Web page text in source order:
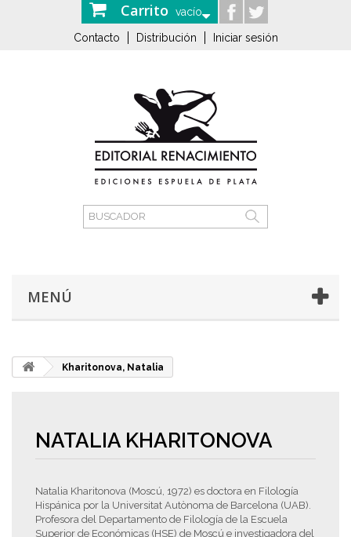
Carrito vacío
Contacto Distribución Iniciar sesión
MENÚ
Kharitonova, Natalia
NATALIA KHARITONOVA
Natalia Kharitonova (Moscú, 1972) es doctora en Filología
Hispánica por la Universitat Autònoma de Barcelona (UAB).
Profesora del Departamento de Filología de la Escuela
Superior de Económicas (HSE) de Moscú e investigadora del